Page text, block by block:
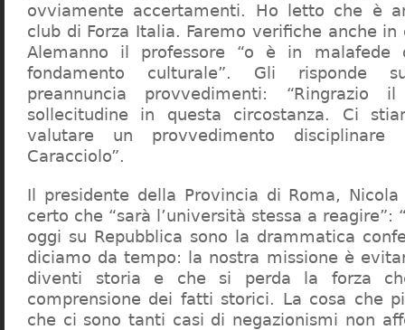
ovviamente accertamenti. Ho letto che è
club di Forza Italia. Faremo verifiche anche in
Alemanno il professore “o è in malafede
fondamento culturale”. Gli risponde
preannuncia provvedimenti:
sollecitudine in questa circostanza. Ci
valutare un provvedimento
Caracciolo”.
Il presidente della Provincia di Roma,
certo che “sarà l’università stessa a reagire”:
oggi su Repubblica sono la drammatica
diciamo da tempo: la nostra missione è
diventi storia e che si perda la forza
comprensione dei fatti storici. La cosa che
che ci sono tanti casi di negazionismi non